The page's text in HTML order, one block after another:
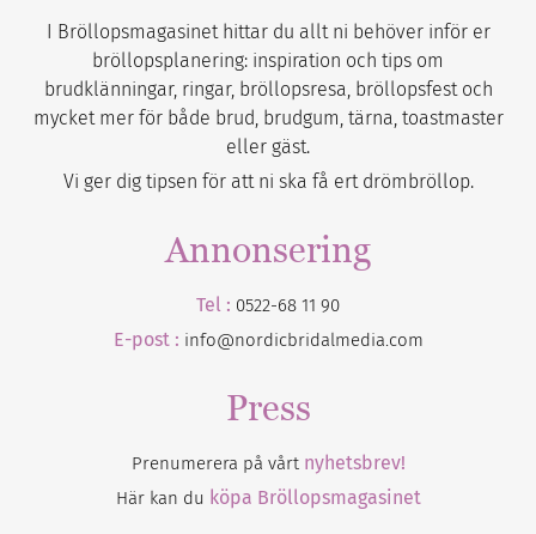
I Bröllopsmagasinet hittar du allt ni behöver inför er
bröllopsplanering: inspiration och tips om
brudklänningar, ringar, bröllopsresa, bröllopsfest och
mycket mer för både brud, brudgum, tärna, toastmaster
eller gäst.
Vi ger dig tipsen för att ni ska få ert drömbröllop.
Annonsering
Tel : 0522-68 11 90
E-post : info@nordicbridalmedia.com
Press
Prenumerera på vårt nyhetsbrev!
Här kan du köpa Bröllopsmagasinet